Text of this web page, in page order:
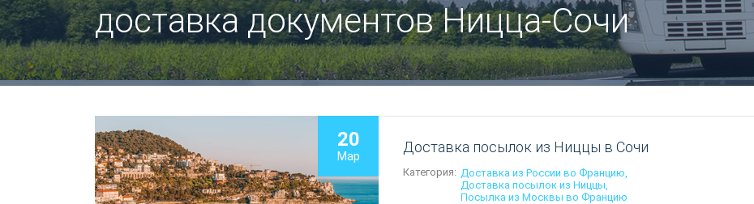
доставка документов Ницца-Сочи
20
Мар
Доставка посылок из Ниццы в Сочи
Категория: Доставка из России во Францию
Доставка посылок из Ниццы
Посылка из Москвы во Францию